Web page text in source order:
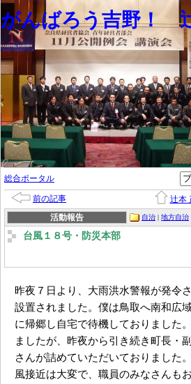
がんばろう吉野！
総合ポータル
前の記事 辻本
活動報告
自治 | 地方自治
台風１８号・防災本部
昨夜７日より、大雨洪水警報が発令
設置されました。僕は鳥取へ南和広
に帰郷し自宅で待機しておりました
ましたが、昨夜から引き続き町長・
さんが詰めていただいておりました
風接近は大変で、職員のみなさんも